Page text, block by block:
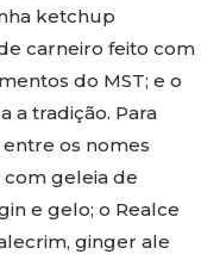
ketchup
carneiro feito com
do MST; e o
a tradição. Para
os nomes
geleia de
e gelo; o Realce
ginger ale